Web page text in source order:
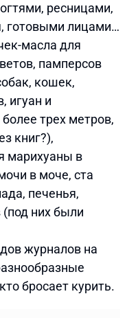
ресницами,
готовыми лицами…
масла для
памперсов
кошек,
игуан и
трех метров,
книг?),
марихуаны в
в моче, ста
печенья,
(под них были
журналов на
бросает курить.